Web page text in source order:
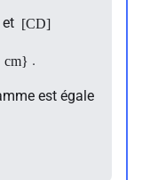
et [CD]
cm} .
est égale